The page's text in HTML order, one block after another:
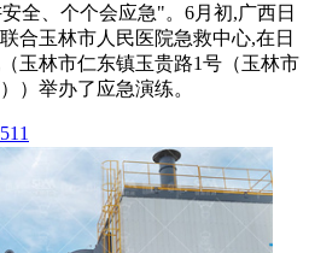
全、个个会应急"。6月初,广西日
合玉林市人民医院急救中心,在日
玉林市仁东镇玉贵路1号（玉林市
）举办了应急演练。